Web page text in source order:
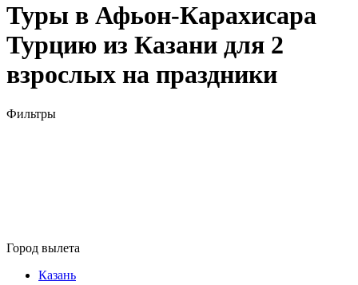
Туры в Афьон-Карахисара
Турцию из Казани для 2
взрослых на праздники
Фильтры
Город вылета
Казань